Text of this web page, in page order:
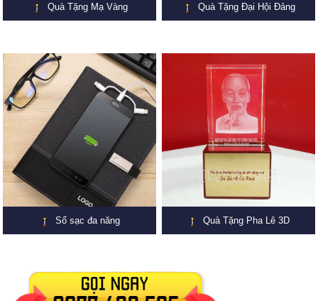
Quà Tặng Mạ Vàng Quà Tặng Đại Hội Đảng
Sổ sạc đa năng Quà Tặng Pha Lê 3D